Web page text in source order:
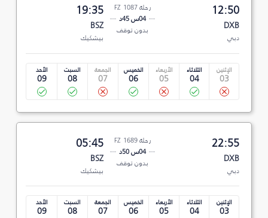
12:50
DXB
دبي
رحلة FZ 1087
04س 45د
بدون توقف
19:35
BSZ
بيشكيك
الإثنين
03
الثلاثاء
04
الأربعاء
05
الخميس
06
الجمعة
07
السبت
08
الأحد
09
22:55
DXB
دبي
رحلة FZ 1689
04س 50د
بدون توقف
05:45
BSZ
بيشكيك
الإثنين
03
الثلاثاء
04
الأربعاء
05
الخميس
06
الجمعة
07
السبت
08
الأحد
09